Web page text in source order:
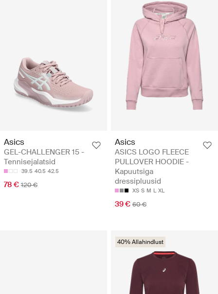
Asics
GEL-CHALLENGER 15 -
Tennisejalatsid
39.5 40.5 42.5
78 € 120 €
Asics
ASICS LOGO FLEECE
PULLOVER HOODIE -
Kapuutsiga
dressipluusid
XS S M L XL
39 € 60 €
40% Allahindlust